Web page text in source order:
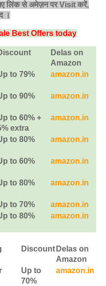
गए लिंक से अमेज़न पर Visit करें,
।
Best Offers today
Delas on
Amazon
to 79% amazon.in
to 90% amazon.in
to 60% +
extra
amazon.in
to 80% amazon.in
to 60% amazon.in
to 80% amazon.in
to 70%
amazon.in
to 80% amazon.in
Discount Delas on
Amazon
Up to
70%
amazon.in